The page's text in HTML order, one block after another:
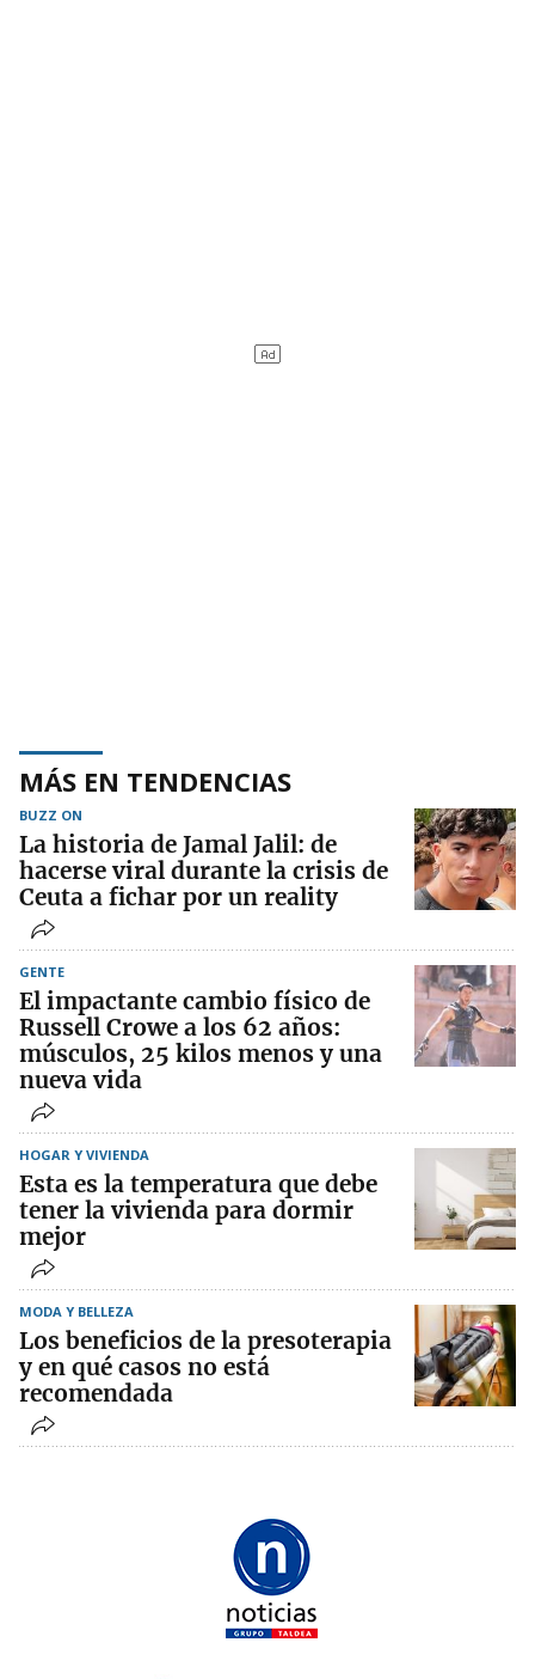
MÁS EN TENDENCIAS
BUZZ ON
La historia de Jamal Jalil: de
hacerse viral durante la crisis de
Ceuta a fichar por un reality
GENTE
El impactante cambio físico de
Russell Crowe a los 62 años:
músculos, 25 kilos menos y una
nueva vida
HOGAR Y VIVIENDA
Esta es la temperatura que debe
tener la vivienda para dormir
mejor
MODA Y BELLEZA
Los beneficios de la presoterapia
y en qué casos no está
recomendada